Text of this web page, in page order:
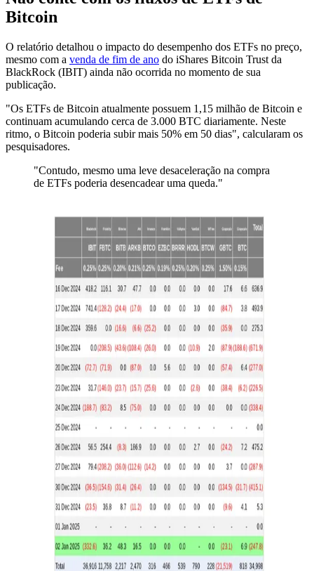
Bitcoin
O relatório detalhou o impacto do desempenho dos ETFs no preço,
mesmo com a venda de fim de ano do iShares Bitcoin Trust da
BlackRock (IBIT) ainda não ocorrida no momento de sua
publicação.
"Os ETFs de Bitcoin atualmente possuem 1,15 milhão de Bitcoin e
continuam acumulando cerca de 3.000 BTC diariamente. Neste
ritmo, o Bitcoin poderia subir mais 50% em 50 dias", calcularam os
pesquisadores.
"Contudo, mesmo uma leve desaceleração na compra
de ETFs poderia desencadear uma queda."